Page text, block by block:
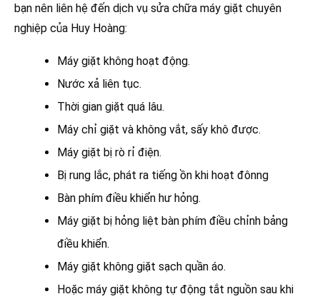
bạn nên liên hệ đến dịch vụ sửa chữa máy giặt chuyên
nghiệp của Huy Hoàng:
Máy giặt không hoạt động.
Nước xả liên tục.
Thời gian giặt quá lâu.
Máy chỉ giặt và không vắt, sấy khô được.
Máy giặt bị rò rỉ điện.
Bị rung lắc, phát ra tiếng ồn khi hoạt đônng
Bàn phím điều khiển hư hỏng.
Máy giặt bị hỏng liệt bàn phím điều chỉnh bảng
điều khiển.
Máy giặt không giặt sạch quần áo.
Hoặc máy giặt không tự động tắt nguồn sau khi